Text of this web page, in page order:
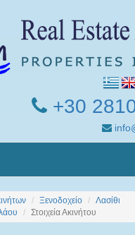
+30
Ξενοδοχείο
Λασίθι
Στοιχεία Ακινήτου